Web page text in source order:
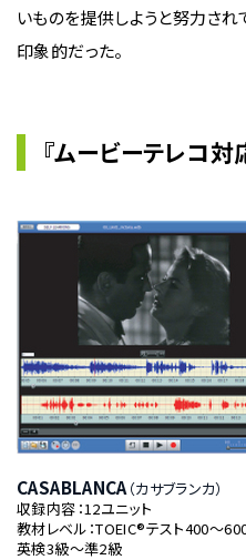
いものを提供しようと努力さ
印象的だった。
『ムービーテレコ
CASABLANCA（カサブランカ）
収録内容：12ユニット
教材レベル：TOEIC®テスト400～
英検3級～準2級